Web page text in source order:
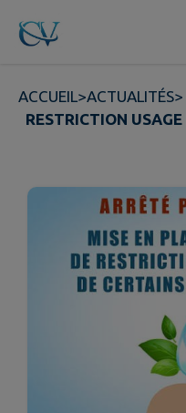
Contenu
ACCUEIL>ACTUALITÉS>
RESTRICTION